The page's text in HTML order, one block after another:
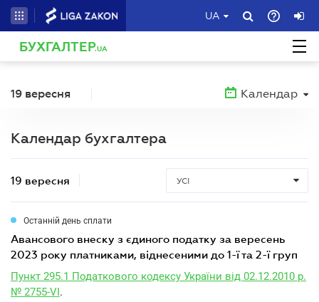
UA
БУХГАЛТЕР.UA
19 вересня Календар
Календар бухгалтера
19 вересня УСІ
Останній день сплати
авансового внеску з єдиного податку за вересень
2023 року платниками, віднесеними до 1-ї та 2-ї груп
Пункт 295.1 Податкового кодексу України від 02.12.2010 р.
№ 2755-VI.